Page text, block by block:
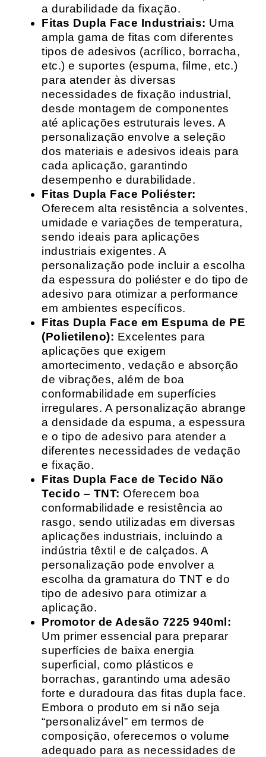
a durabilidade da fixação.
Fitas Dupla Face Industriais: Uma
ampla gama de fitas com diferentes
tipos de adesivos (acrílico, borracha,
etc.) e suportes (espuma, filme, etc.)
para atender às diversas
necessidades de fixação industrial,
desde montagem de componentes
até aplicações estruturais leves. A
personalização envolve a seleção
dos materiais e adesivos ideais para
cada aplicação, garantindo
desempenho e durabilidade.
Fitas Dupla Face Poliéster:
Oferecem alta resistência a solventes,
umidade e variações de temperatura,
sendo ideais para aplicações
industriais exigentes. A
personalização pode incluir a escolha
da espessura do poliéster e do tipo de
adesivo para otimizar a performance
em ambientes específicos.
Fitas Dupla Face em Espuma de PE
(Polietileno): Excelentes para
aplicações que exigem
amortecimento, vedação e absorção
de vibrações, além de boa
conformabilidade em superfícies
irregulares. A personalização abrange
a densidade da espuma, a espessura
e o tipo de adesivo para atender a
diferentes necessidades de vedação
e fixação.
Fitas Dupla Face de Tecido Não
Tecido – TNT: Oferecem boa
conformabilidade e resistência ao
rasgo, sendo utilizadas em diversas
aplicações industriais, incluindo a
indústria têxtil e de calçados. A
personalização pode envolver a
escolha da gramatura do TNT e do
tipo de adesivo para otimizar a
aplicação.
Promotor de Adesão 7225 940ml:
Um primer essencial para preparar
superfícies de baixa energia
superficial, como plásticos e
borrachas, garantindo uma adesão
forte e duradoura das fitas dupla face.
Embora o produto em si não seja
“personalizável” em termos de
composição, oferecemos o volume
adequado para as necessidades de